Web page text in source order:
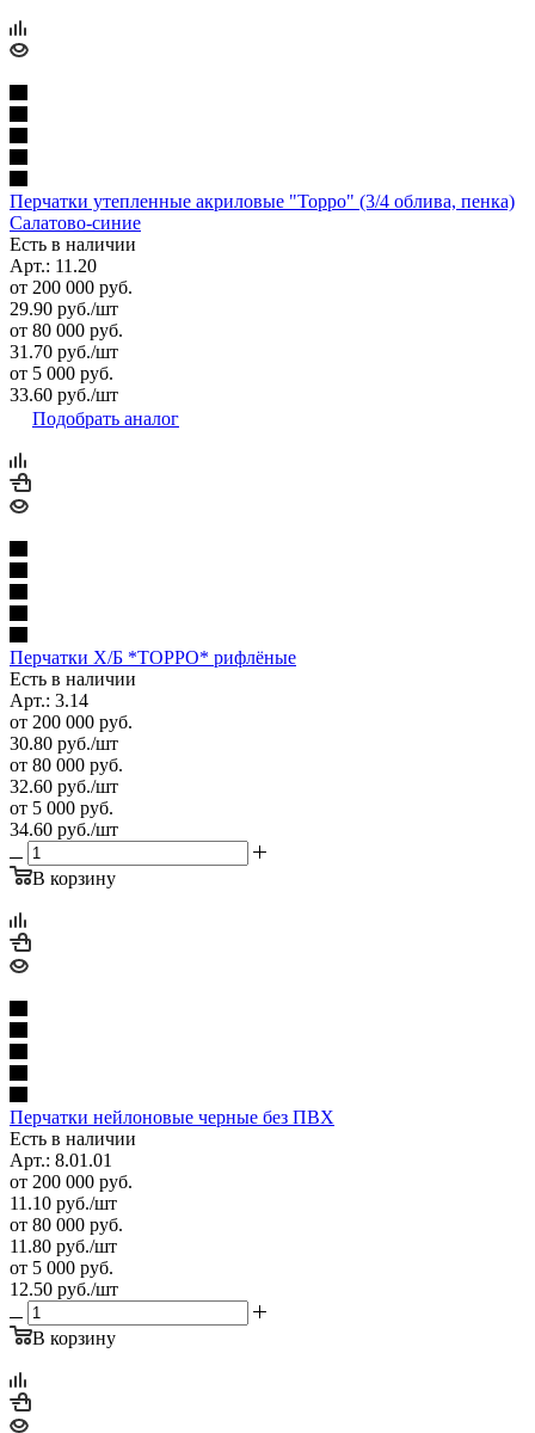
Перчатки утепленные акриловые "Торро" (3/4 облива, пенка)
Cалатово-синие
Есть в наличии
Арт.: 11.20
от 200 000 руб.
29.90 руб./шт
от 80 000 руб.
31.70 руб./шт
от 5 000 руб.
33.60 руб./шт
Подобрать аналог
Перчатки Х/Б *ТОРРО* рифлёные
Есть в наличии
Арт.: 3.14
от 200 000 руб.
30.80 руб./шт
от 80 000 руб.
32.60 руб./шт
от 5 000 руб.
34.60 руб./шт
В корзину
Перчатки нейлоновые черные без ПВХ
Есть в наличии
Арт.: 8.01.01
от 200 000 руб.
11.10 руб./шт
от 80 000 руб.
11.80 руб./шт
от 5 000 руб.
12.50 руб./шт
В корзину